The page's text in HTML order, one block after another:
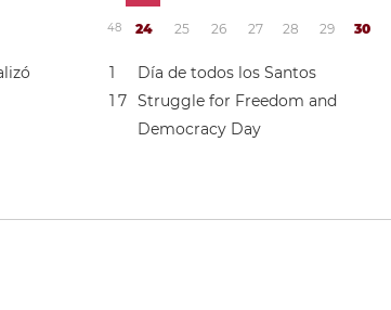
48 24 25 26 27 28 29 30
1
Día de todos los Santos
1 7 Struggle for Freedom and
Democracy Day